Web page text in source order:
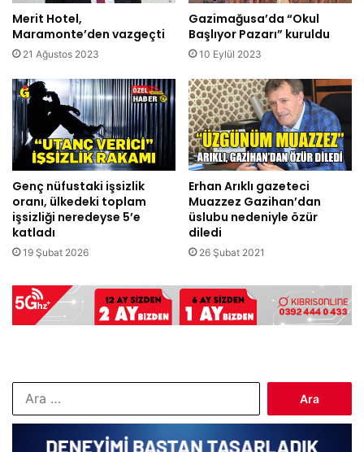
Merit Hotel,
Maramonte’den vazgeçti
21 Ağustos 2023
Gazimağusa’da “Okul
Başlıyor Pazarı” kuruldu
10 Eylül 2023
Genç nüfustaki işsizlik
oranı, ülkedeki toplam
işsizliği neredeyse 5’e
katladı
19 Şubat 2026
Erhan Arıklı gazeteci
Muazzez Gazihan’dan
üslubu nedeniyle özür
diledi
26 Şubat 2021